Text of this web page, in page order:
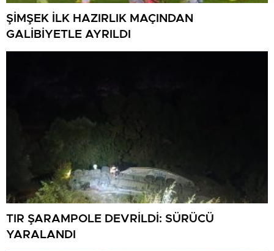
ŞİMŞEK İLK HAZIRLIK MAÇINDAN
GALİBİYETLE AYRILDI
TIR ŞARAMPOLE DEVRİLDİ: SÜRÜCÜ
YARALANDI